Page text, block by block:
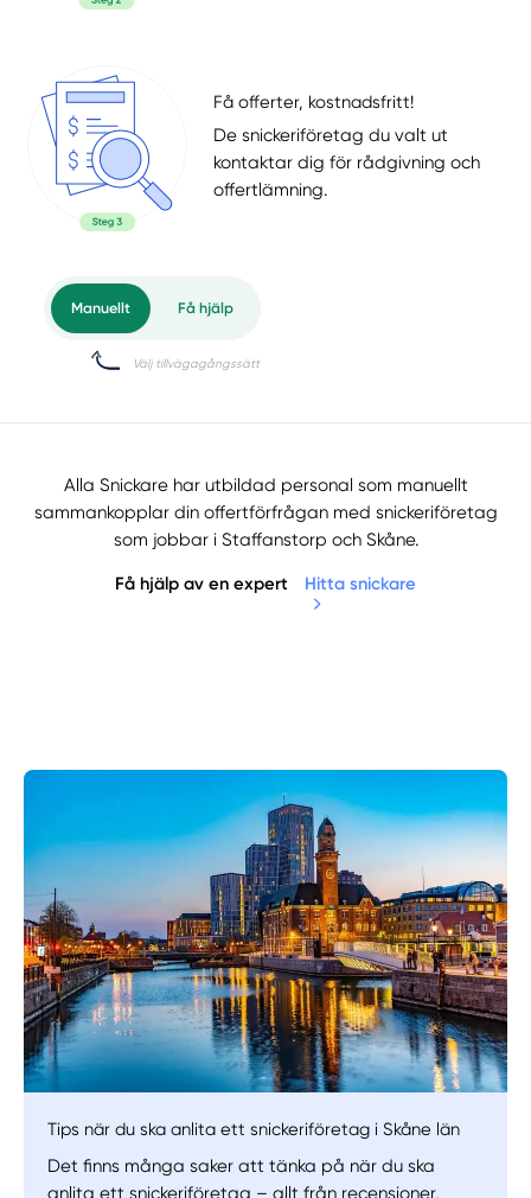
Få offerter, kostnadsfritt!
De snickeriföretag du valt ut
kontaktar dig för rådgivning och
offertlämning.
Få hjälp
Välj tillvägagångssätt
Alla Snickare har utbildad personal som manuellt
sammankopplar din offertförfrågan med snickeriföretag
som jobbar i Staffanstorp och Skåne.
Få hjälp av en expert Hitta snickare
Tips när du ska anlita ett snickeriföretag i Skåne län
Det finns många saker att tänka på när du ska
anlita ett snickeriföretag – allt från recensioner,